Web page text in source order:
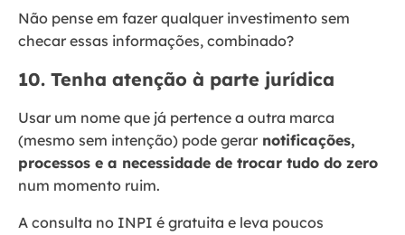
Não pense em fazer qualquer investimento sem
checar essas informações, combinado?
10. Tenha atenção à parte jurídica
Usar um nome que já pertence a outra marca
(mesmo sem intenção) pode gerar notificações,
processos e a necessidade de trocar tudo do zero
num momento ruim.
A consulta no INPI é gratuita e leva poucos